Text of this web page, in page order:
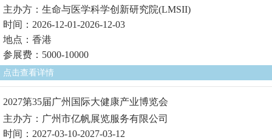
主办方：生命与医学科学创新研究院(LMSII)
时间：2026-12-01-2026-12-03
地点：香港
参展费：5000-10000
点击查看详情
2027第35届广州国际大健康产业博览会
主办方：广州市亿帆展览服务有限公司
时间：2027-03-10-2027-03-12